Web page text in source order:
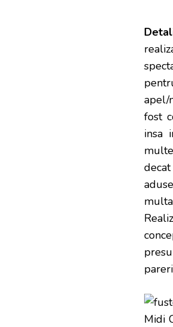
apel/
fost
insa
Midi